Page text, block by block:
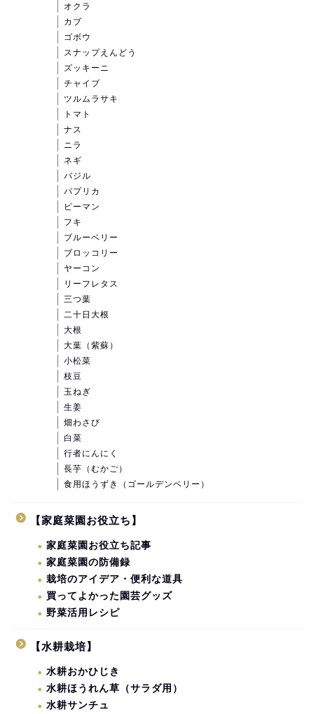
オクラ
カブ
ゴボウ
スナップえんどう
ズッキーニ
チャイブ
ツルムラサキ
トマト
ナス
ニラ
ネギ
バジル
パプリカ
ピーマン
フキ
ブルーベリー
ブロッコリー
ヤーコン
リーフレタス
三つ葉
二十日大根
大根
大葉（紫蘇）
小松菜
枝豆
玉ねぎ
生姜
畑わさび
白菜
行者にんにく
長芋（むかご）
食用ほうずき（ゴールデンベリー）
【家庭菜園お役立ち】
家庭菜園お役立ち記事
家庭菜園の防備録
栽培のアイデア・便利な道具
買ってよかった園芸グッズ
野菜活用レシピ
【水耕栽培】
水耕おかひじき
水耕ほうれん草（サラダ用）
水耕サンチュ